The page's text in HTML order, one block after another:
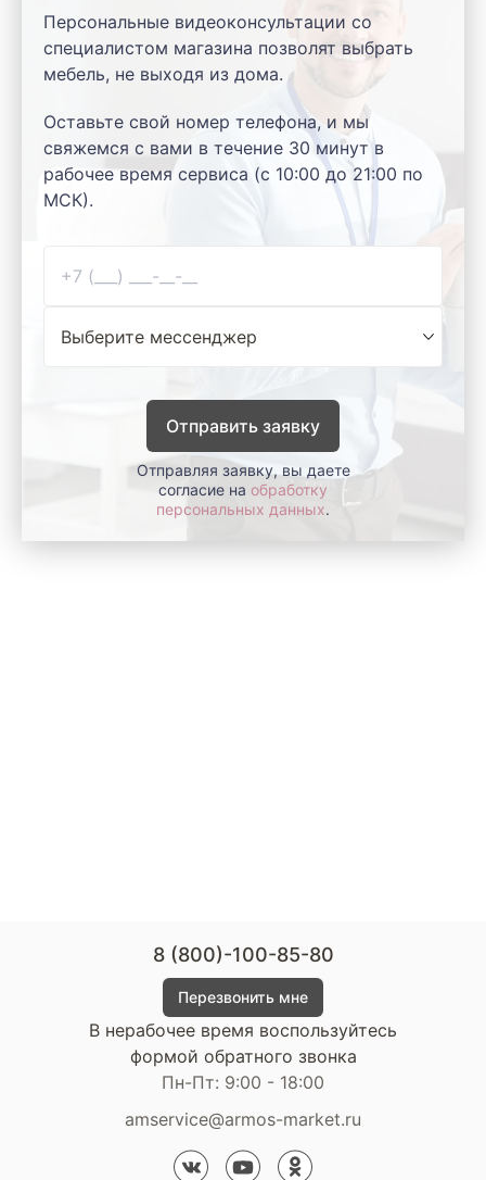
Персональные видеоконсультации со
специалистом магазина позволят выбрать
мебель, не выходя из дома.
Оставьте свой номер телефона, и мы
свяжемся с вами в течение 30 минут в
рабочее время сервиса (с 10:00 до 21:00 по
МСК).
Отправить заявку
Отправляя заявку, вы даете
согласие на обработку
персональных данных.
8 (800)-100-85-80
Перезвонить мне
В нерабочее время воспользуйтесь
формой обратного звонка
Пн-Пт: 9:00 - 18:00
amservice@armos-market.ru